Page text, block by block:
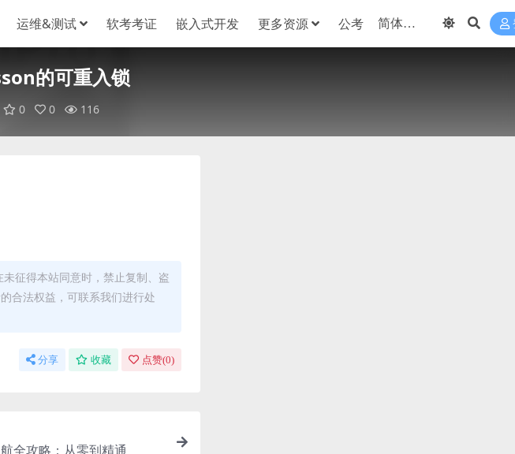
运维&测试 软考考证 嵌入式开发 更多资源 公考
的可重入锁
0 0 116
征得本站同意时，禁止复制、盗
合法权益，可联系我们进行处
分享 收藏 点赞(0)
全攻略：从零到精通